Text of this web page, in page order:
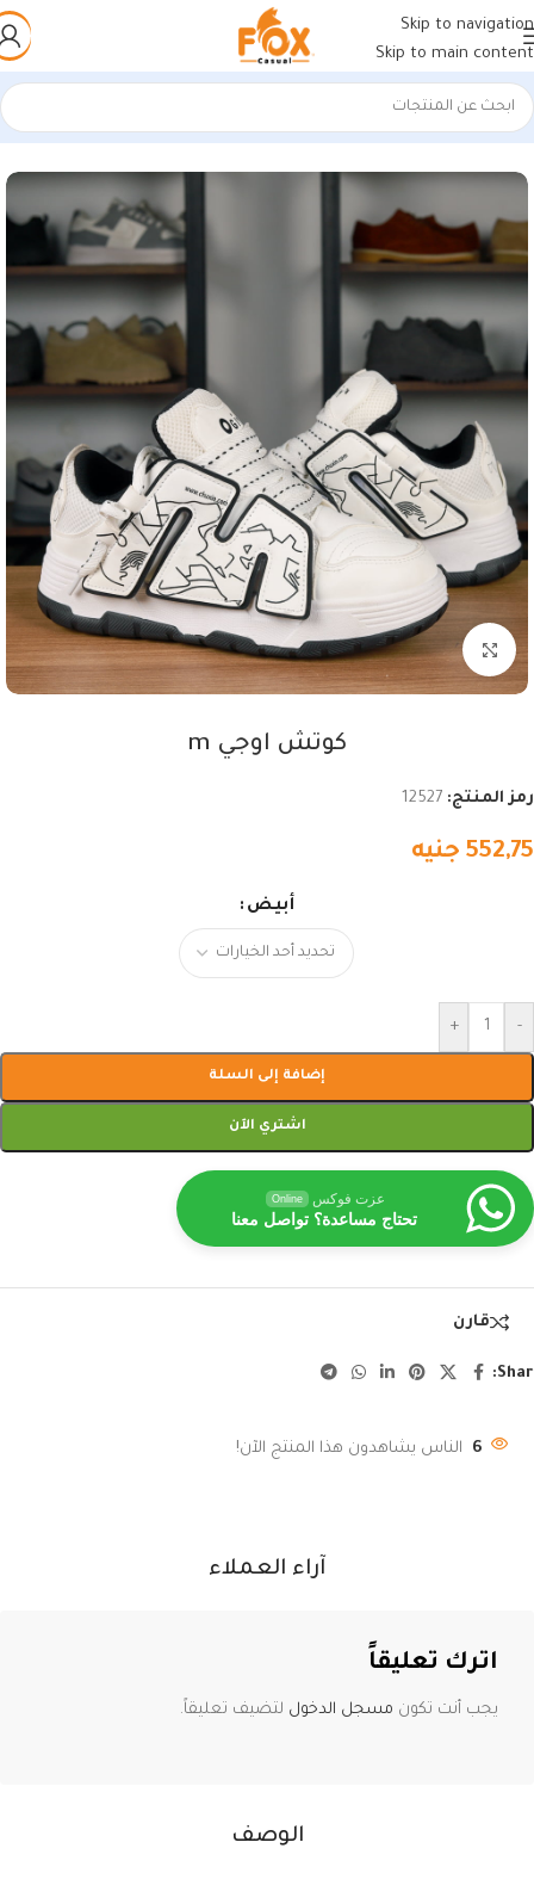
Skip to navigation
Skip to main content
الرئيسية/أحذية رجالي/كوتشي رجالي
اضغط للتكبير
كوتش اوجي m
رمز المنتج: 12527
552,75 جنيه
أبيض
-
+
إضافة إلى السلة
اشتري الآن
عزت فوكس Online
تحتاج مساعدة؟ تواصل معنا
قارن
6 الناس يشاهدون هذا المنتج الآن!
الوصف
آراء العملاء
اترك تعليقاً
يجب أنت تكون مسجل الدخول لتضيف تعليقاً.